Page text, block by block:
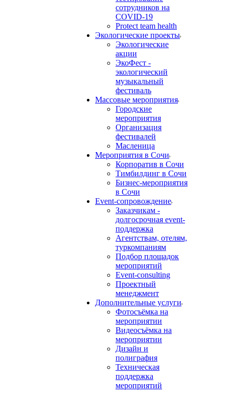
сотрудников на
COVID-19
Protect team health
Экологические проекты
Экологические
акции
ЭкоФест -
экологический
музыкальный
фестиваль
Массовые мероприятия
Городские
мероприятия
Организация
фестивалей
Масленица
Мероприятия в Сочи
Корпоратив в Сочи
Тимбилдинг в Сочи
Бизнес-мероприятия
в Сочи
Event-сопровождение
Заказчикам -
долгосрочная event-
поддержка
Агентствам, отелям,
туркомпаниям
Подбор площадок
мероприятий
Event-consulting
Проектный
менеджмент
Дополнительные услуги
Фотосъёмка на
мероприятии
Видеосъёмка на
мероприятии
Дизайн и
полиграфия
Техническая
поддержка
мероприятий